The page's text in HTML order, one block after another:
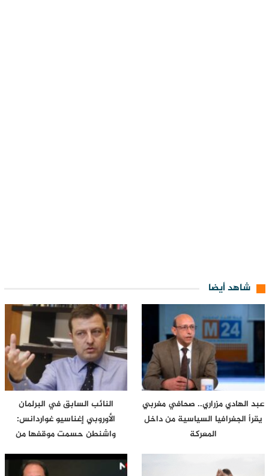
شاهد أيضا
عبد الهادي مزراري.. صحافي مغربي
يقرأ الجغرافيا السياسية من داخل
المعركة
النائب السابق في البرلمان
الأوروبي إغناسيو غواردانس:
واشنطن حسمت موقفها من